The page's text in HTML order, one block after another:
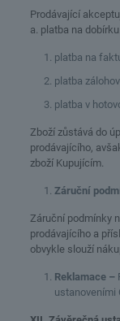
Prodávající
a. platba na dobírku.
platba na
platba
platba v
Zboží zůstává do
prodávajícího,
zboží Kupujícím.
Záruční
Záruční podmínky
prodávajícího a
obvykle slouží
Reklamace –
ustanoveními